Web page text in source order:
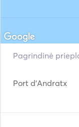
CHARTER
arranged at an
Pagrindinė
Port d'Andratx